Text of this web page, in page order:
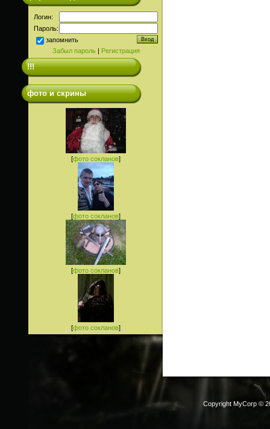
Логин:
Пароль:
запомнить
Забыл пароль| Регистрация
!!!
фото и скрины
[фото сокланов]
[фото сокланов]
[фото сокланов]
[фото сокланов]
Copyright MyCorp ©